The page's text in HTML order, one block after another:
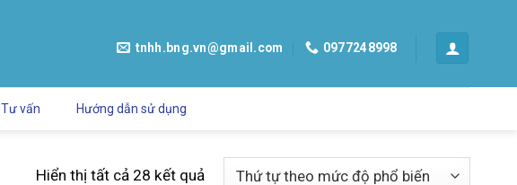
tnhh.bng.vn@gmail.com 0977248998
Tư vấn Hướng dẫn sử dụng
Hiển thị tất cả 28 kết quả